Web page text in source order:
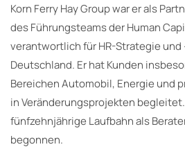
Korn Ferry Hay Group war er als
des Führungsteams der Human
verantwortlich für HR-Strategie und
Deutschland. Er hat Kunden
Bereichen Automobil, Energie und
in Veränderungsprojekten
fünfzehnjährige Laufbahn als
begonnen.